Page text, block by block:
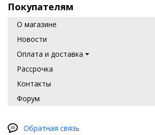
Покупателям
О магазине
Новости
Оплата и доставка
Рассрочка
Контакты
Форум
Обратная связь